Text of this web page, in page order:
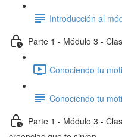
Introducción al
Parte 1 - Módulo 3 -
Conociendo tu
Conociendo tu
Parte 1 - Módulo 3 -